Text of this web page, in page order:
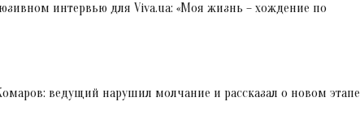
интервью для Viva.ua: «Моя жизнь – хождение по
ведущий нарушил молчание и рассказал о новом этапе